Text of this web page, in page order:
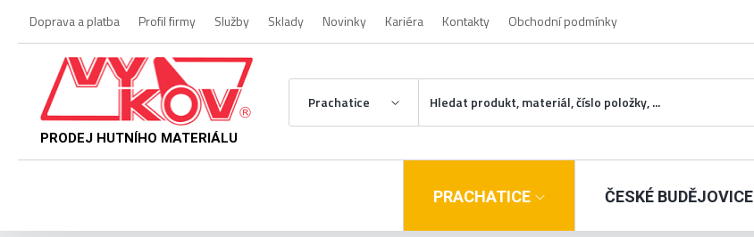
Doprava a platba Profil firmy Služby Sklady Novinky Kariéra Kontakty Obchodní podmínky
PRODEJ HUTNÍHO MATERIÁLU
Prachatice
PRACHATICE ČESKÉ BUDĚJOVICE